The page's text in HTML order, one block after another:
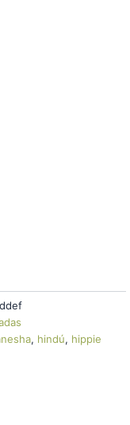
, hindú, hippie